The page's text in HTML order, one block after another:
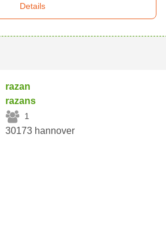
Details
razan
razans
1
30173 hannover